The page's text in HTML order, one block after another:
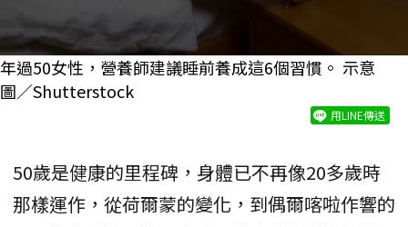
年過50女性，營養師建議睡前養成這6個習慣。 示意
圖／Shutterstock
用LINE傳送
50歲是健康的里程碑，身體已不再像20多歲時
那樣運作，從荷爾蒙的變化，到偶爾喀啦作響的